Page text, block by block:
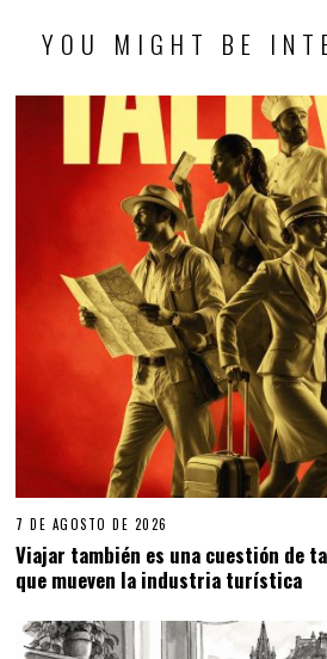
YOU MIGHT BE
7 DE AGOSTO DE 2026
Viajar también es una cuestión de
que mueven la industria turística